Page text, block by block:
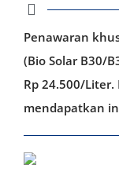
Penawaran
(Bio Solar B30/
Rp 24.500/
mendapatkan